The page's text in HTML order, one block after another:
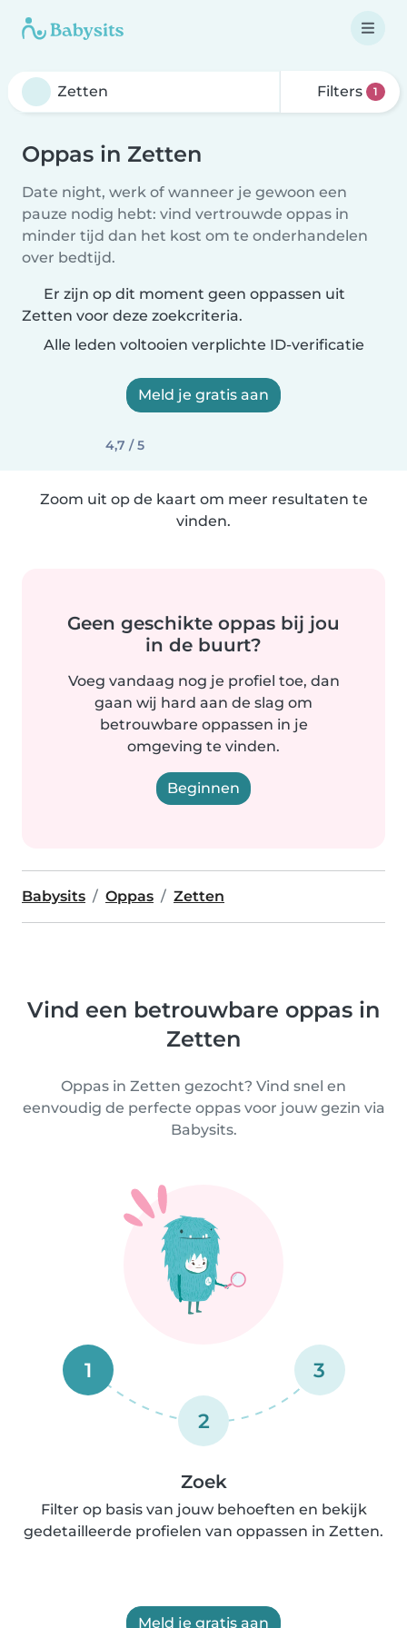
Filters 1
Oppas in Zetten
Date night, werk of wanneer je gewoon een
pauze nodig hebt: vind vertrouwde oppas in
minder tijd dan het kost om te onderhandelen
over bedtijd.
Er zijn op dit moment geen oppassen uit
Zetten voor deze zoekcriteria.
Alle leden voltooien verplichte ID-verificatie
Meld je gratis aan
4,7 / 5
Zoom uit op de kaart om meer resultaten te
vinden.
Geen geschikte oppas bij jou
in de buurt?
Voeg vandaag nog je profiel toe, dan
gaan wij hard aan de slag om
betrouwbare oppassen in je
omgeving te vinden.
Beginnen
Babysits Oppas Zetten
Vind een betrouwbare oppas in
Zetten
Oppas in Zetten gezocht? Vind snel en
eenvoudig de perfecte oppas voor jouw gezin via
Babysits.
1
2
3
Zoek
Filter op basis van jouw behoeften en bekijk
gedetailleerde profielen van oppassen in Zetten.
Meld je gratis aan